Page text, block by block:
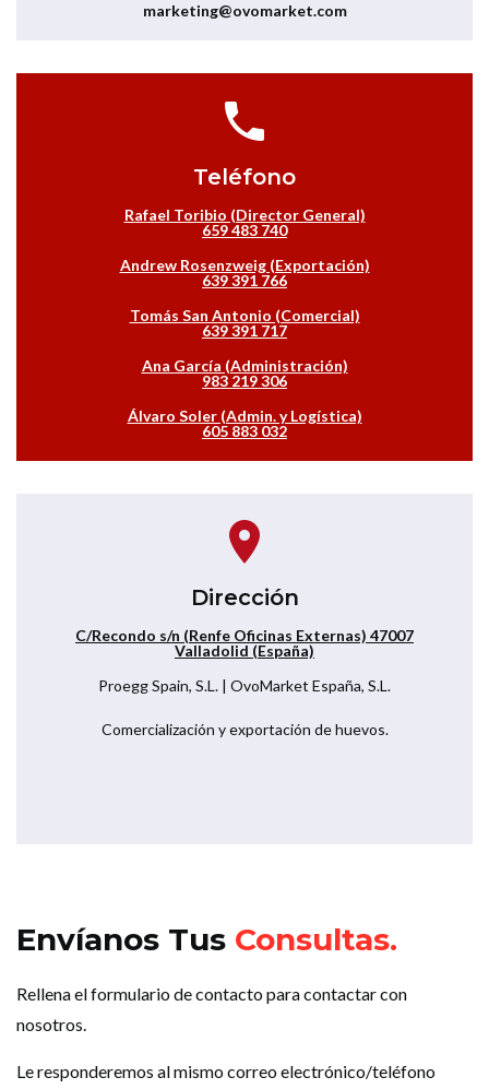
marketing@ovomarket.com
Teléfono
Rafael Toribio (Director General)
659 483 740
Andrew Rosenzweig (Exportación)
639 391 766
Tomás San Antonio (Comercial)
639 391 717
Ana García (Administración)
983 219 306
Álvaro Soler (Admin. y Logística)
605 883 032
Dirección
C/Recondo s/n (Renfe Oficinas Externas) 47007
Valladolid (España)
Proegg Spain, S.L. | OvoMarket España, S.L.
Comercialización y exportación de huevos.
Envíanos Tus Consultas.
Rellena el formulario de contacto para contactar con
nosotros.
Le responderemos al mismo correo electrónico/teléfono